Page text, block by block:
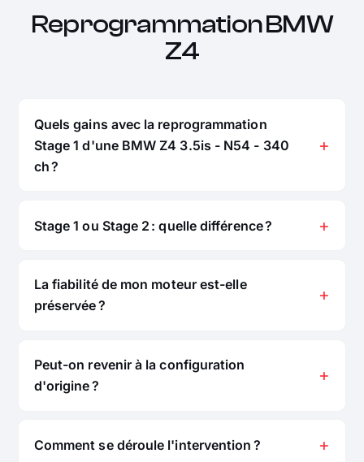
Reprogrammation BMW
Z4
Quels gains avec la reprogrammation
Stage 1 d'une BMW Z4 3.5is - N54 - 340
ch ?
Stage 1 ou Stage 2 : quelle différence ?
La fiabilité de mon moteur est-elle
préservée ?
Peut-on revenir à la configuration
d'origine ?
Comment se déroule l'intervention ?